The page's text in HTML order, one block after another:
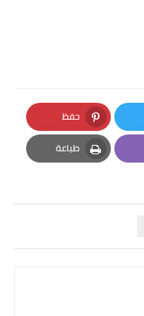
حفظ
Pinterest
طباعة
Print